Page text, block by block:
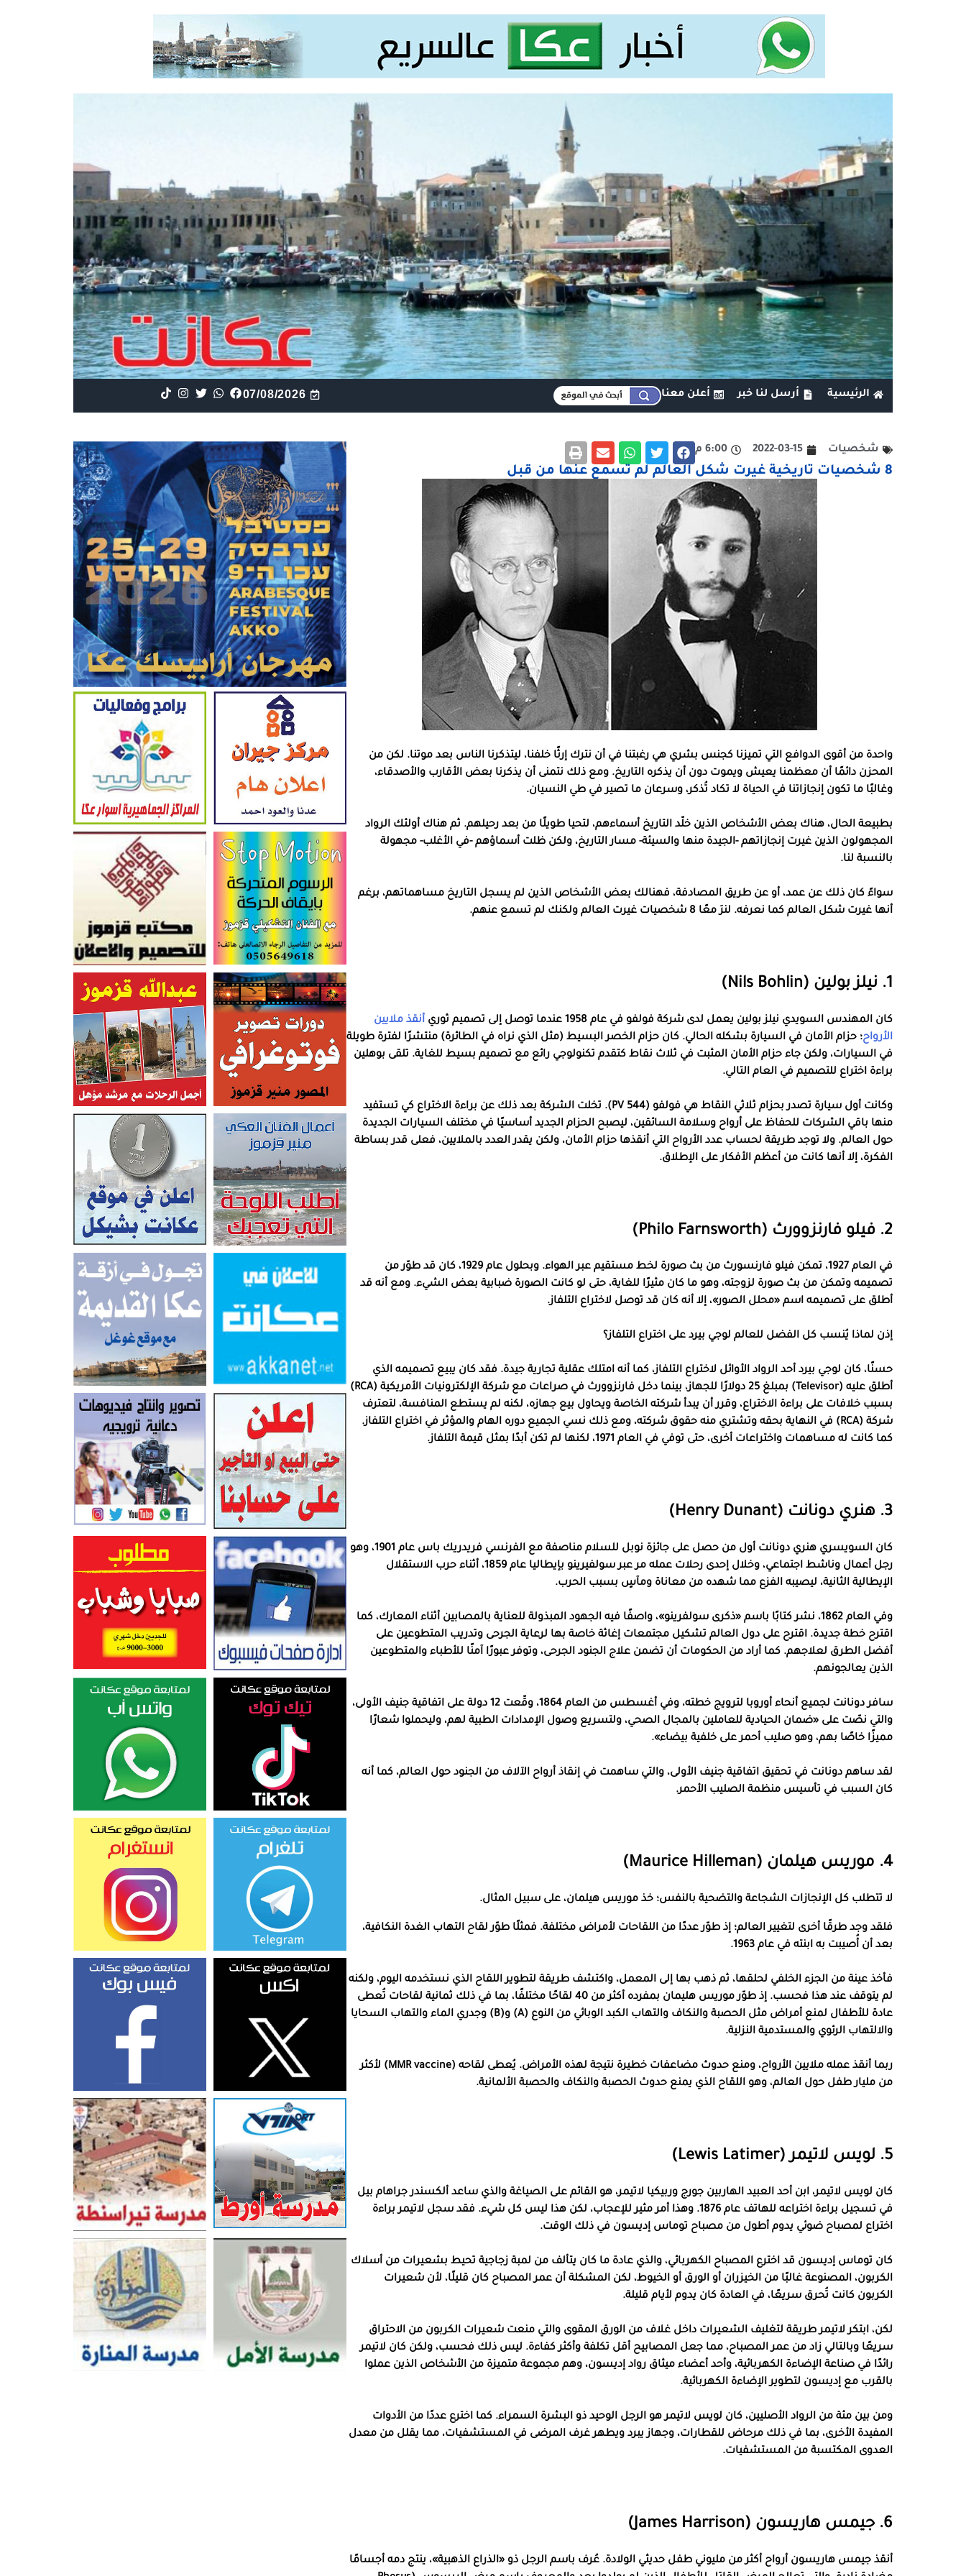
الرئيسية أرسل لنا خبر أعلن معنا 07/08/2026
شخصيات 2022-03-15 6:00 م
8 شخصيات تاريخية غيرت شكل العالم لم تسمع عنها من قبل
واحدة من أقوى الدوافع التي تميزنا كجنس بشري هي رغبتنا في أن نترك إرثًا خلفنا، ليتذكرنا الناس بعد موتنا. لكن من
المحزن دائمًا أن معظمنا يعيش ويموت دون أن يذكره التاريخ. ومع ذلك نتمنى أن يذكرنا بعض الأقارب والأصدقاء،
وغالبًا ما تكون إنجازاتنا في الحياة لا تكاد تُذكر، وسرعان ما تصير في طي النسيان.
بطبيعة الحال، هناك بعض الأشخاص الذين خلّد التاريخ أسماءهم، لتحيا طويلًا من بعد رحيلهم. ثم هناك أولئك الرواد
المجهولون الذين غيرت إنجازاتهم -الجيدة منها والسيئة- مسار التاريخ، ولكن ظلت أسماؤهم -في الأغلب- مجهولة
بالنسبة لنا.
سواءً كان ذلك عن عمد، أو عن طريق المصادفة، فهنالك بعض الأشخاص الذين لم يسجل التاريخ مساهماتهم، برغم
أنها غيرت شكل العالم كما نعرفه. لنرَ معًا 8 شخصيات غيرت العالم ولكنك لم تسمع عنهم.
1. نيلز بولين (Nils Bohlin)
كان المهندس السويدي نيلز بولين يعمل لدى شركة فولفو في عام 1958 عندما توصل إلى تصميم ثوري
أنقذ ملايين
الأرواح؛ حزام الأمان في السيارة بشكله الحالي. كان حزام الخصر البسيط (مثل الذي نراه في الطائرة) منتشرًا لفترة طويلة
في السيارات، ولكن جاء حزام الأمان المثبت في ثلاث نقاط كتقدم تكنولوجي رائع مع تصميم بسيط للغاية. تلقى بوهلين
براءة اختراع للتصميم في العام التالي.
وكانت أول سيارة تصدر بحزام ثلاثي النقاط هي فولفو (PV 544). تخلت الشركة بعد ذلك عن براءة الاختراع كي تستفيد
منها باقي الشركات للحفاظ على أرواح وسلامة السائقين، ليصبح الحزام الجديد أساسيًا في مختلف السيارات الجديدة
حول العالم. ولا توجد طريقة لحساب عدد الأرواح التي أنقذها حزام الأمان، ولكن يقدر العدد بالملايين، فعلى قدر بساطة
الفكرة، إلا أنها كانت من أعظم الأفكار على الإطلاق.
2. فيلو فارنزوورث (Philo Farnsworth)
في العام 1927، تمكن فيلو فارنسورث من بث صورة لخط مستقيم عبر الهواء. وبحلول عام 1929، كان قد طوّر من
تصميمه وتمكن من بث صورة لزوجته، وهو ما كان مثيرًا للغاية، حتى لو كانت الصورة ضبابية بعض الشيء. ومع أنه قد
أطلق على تصميمه اسم «محلل الصور»، إلا أنه كان قد توصل لاختراع التلفاز.
إذن لماذا يُنسب كل الفضل للعالم لوجي بيرد على اختراع التلفاز؟
حسنًا، كان لوجي بيرد أحد الرواد الأوائل لاختراع التلفاز، كما أنه امتلك عقلية تجارية جيدة. فقد كان يبيع تصميمه الذي
أطلق عليه (Televisor) بمبلغ 25 دولارًا للجهاز، بينما دخل فارنزوورث في صراعات مع شركة الإلكترونيات الأمريكية (RCA)
بسبب خلافات على براءة الاختراع، وقرر أن يبدأ شركته الخاصة ويحاول بيع جهازه، لكنه لم يستطع المنافسة، لتعترف
شركة (RCA) في النهاية بحقه وتشتري منه حقوق شركته، ومع ذلك نسي الجميع دوره الهام والمؤثر في اختراع التلفاز.
كما كانت له مساهمات واختراعات أخرى، حتى توفي في العام 1971، لكنها لم تكن أبدًا بمثل قيمة التلفاز.
3. هنري دونانت (Henry Dunant)
كان السويسري هنري دونانت أول من حصل على جائزة نوبل للسلام مناصفة مع الفرنسي فريدريك باس عام 1901، وهو
رجل أعمال وناشط اجتماعي، وخلال إحدى رحلات عمله مر عبر سولفيرينو بإيطاليا عام 1859، أثناء حرب الاستقلال
الإيطالية الثانية، ليصيبه الفزع مما شهده من معاناة ومآسٍ بسبب الحرب.
وفي العام 1862، نشر كتابًا باسم «ذكرى سولفرينو»، واصفًا فيه الجهود المبذولة للعناية بالمصابين أثناء المعارك، كما
اقترح خطة جديدة. اقترح على دول العالم تشكيل مجتمعات إغاثة خاصة بها لرعاية الجرحى وتدريب المتطوعين على
أفضل الطرق لعلاجهم. كما أراد من الحكومات أن تضمن علاج الجنود الجرحى، وتوفر عبورًا آمنًا للأطباء والمتطوعين
الذين يعالجونهم.
سافر دونانت لجميع أنحاء أوروبا لترويج خطته، وفي أغسطس من العام 1864، وقّعت 12 دولة على اتفاقية جنيف الأولى،
والتي نصّت على «ضمان الحيادية للعاملين بالمجال الصحي، ولتسريع وصول الإمدادات الطبية لهم، وليحملوا شعارًا
مميزًا خاصًا بهم، وهو صليب أحمر على خلفية بيضاء».
لقد ساهم دونانت في تحقيق اتفاقية جنيف الأولى، والتي ساهمت في إنقاذ أرواح الآلاف من الجنود حول العالم، كما أنه
كان السبب في تأسيس منظمة الصليب الأحمر.
4. موريس هيلمان (Maurice Hilleman)
لا تتطلب كل الإنجازات الشجاعة والتضحية بالنفس؛ خذ موريس هيلمان، على سبيل المثال.
فلقد وجد طرقًا أخرى لتغيير العالم؛ إذ طوّر عددًا من اللقاحات لأمراض مختلفة. فمثلًا طوّر لقاح التهاب الغدة النكافية،
بعد أن أُصيبت به ابنته في عام 1963.
فأخذ عينة من الجزء الخلفي لحلقها، ثم ذهب بها إلى المعمل، واكتشف طريقة لتطوير اللقاح الذي نستخدمه اليوم، ولكنه
لم يتوقف عند هذا فحسب. إذ طوّر موريس هليمان بمفرده أكثر من 40 لقاحًا مختلفًا، بما في ذلك ثمانية لقاحات تُعطى
عادة للأطفال لمنع أمراض مثل الحصبة والنكاف والتهاب الكبد الوبائي من النوع (A) و(B) وجدري الماء والتهاب السحايا
والالتهاب الرئوي والمستدمية النزلية.
ربما أنقذ عمله ملايين الأرواح، ومنع حدوث مضاعفات خطيرة نتيجة لهذه الأمراض. يُعطى لقاحه (MMR vaccine) لأكثر
من مليار طفل حول العالم، وهو اللقاح الذي يمنع حدوث الحصبة والنكاف والحصبة الألمانية.
5. لويس لاتيمر (Lewis Latimer)
كان لويس لاتيمر، ابن أحد العبيد الهاربين جورج وربيكيا لاتيمر، هو القائم على الصياغة والذي ساعد ألكسندر جراهام بيل
في تسجيل براءة اختراعه للهاتف عام 1876. وهذا أمر مثير للإعجاب، لكن هذا ليس كل شيء. فقد سجل لاتيمر براءة
اختراع لمصباح ضوئي يدوم أطول من مصباح توماس إديسون في ذلك الوقت.
كان توماس إديسون قد اخترع المصباح الكهربائي، والذي عادة ما كان يتألف من لمبة زجاجية تحيط بشعيرات من أسلاك
الكربون، المصنوعة غالبًا من الخيزران أو الورق أو الخيوط، لكن المشكلة أن عمر المصباح كان قليلًا، لأن شعيرات
الكربون كانت تُحرق سريعًا، في العادة كان يدوم لأيام قليلة.
لكن، ابتكر لاتيمر طريقة لتغليف الشعيرات داخل غلاف من الورق المقوى والتي منعت شعيرات الكربون من الاحتراق
سريعًا وبالتالي زاد من عمر المصباح، مما جعل المصابيح أقل تكلفة وأكثر كفاءة. ليس ذلك فحسب، ولكن كان لاتيمر
رائدًا في صناعة الإضاءة الكهربائية، وأحد أعضاء ميثاق رواد إديسون، وهم مجموعة متميزة من الأشخاص الذين عملوا
بالقرب مع إديسون لتطوير الإضاءة الكهربائية.
ومن بين مئة من الرواد الأصليين، كان لويس لاتيمر هو الرجل الوحيد ذو البشرة السمراء. كما اخترع عددًا من الأدوات
المفيدة الأخرى، بما في ذلك مرحاض للقطارات، وجهاز يبرد ويطهر غرف المرضى في المستشفيات، مما يقلل من معدل
العدوى المكتسبة من المستشفيات.
6. جيمس هاريسون (James Harrison)
أنقذ جيمس هاريسون أرواح أكثر من مليوني طفل حديثي الولادة. عُرف باسم الرجل ذو «الذراع الذهبية»، ينتج دمه أجسامًا